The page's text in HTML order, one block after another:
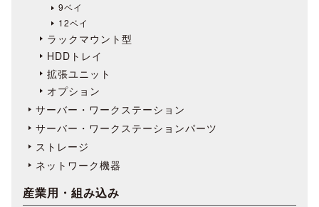
9ベイ
12ベイ
ラックマウント型
HDDトレイ
拡張ユニット
オプション
サーバー・ワークステーション
サーバー・ワークステーションパーツ
ストレージ
ネットワーク機器
産業用・組み込み